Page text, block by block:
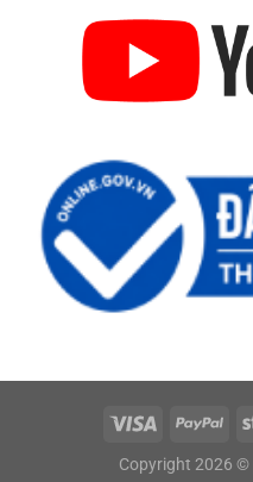
Copyright 2026 ©